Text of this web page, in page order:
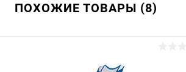
ПОХОЖИЕ ТОВАРЫ (8)